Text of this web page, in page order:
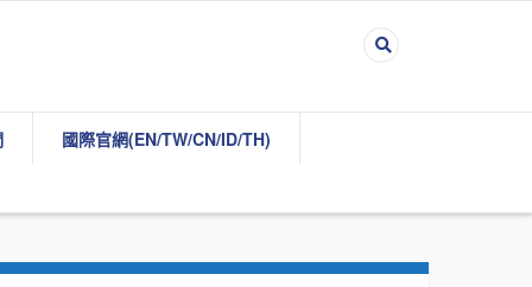
國際官網(EN/TW/CN/ID/TH)